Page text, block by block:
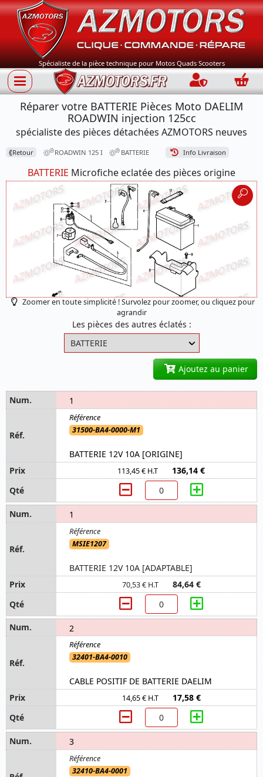
Spécialiste de la pièce technique pour Motos Quads Scooters
Connection
Réparer votre BATTERIE Pièces Moto DAELIM
ROADWIN injection 125cc
spécialiste des pièces détachées AZMOTORS neuves
⟪Retour ROADWIN 125 I BATTERIE Info Livraison
BATTERIE Microfiche eclatée des pièces origine
Zoomer en toute simplicité ! Survolez pour zoomer, ou cliquez pour
agrandir
Les pièces des autres éclatés :
Ajoutez au panier
1
31500-BA4-0000-M1
BATTERIE 12V 10A [ORIGINE]
113,45 € H.T 136,14 €
1
MSIE1207
BATTERIE 12V 10A [ADAPTABLE]
70,53 € H.T 84,64 €
2
32401-BA4-0010
CABLE POSITIF DE BATTERIE DAELIM
14,65 € H.T 17,58 €
3
32410-BA4-0001